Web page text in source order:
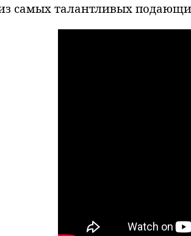
самых талантливых